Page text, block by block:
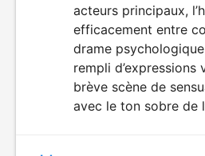
acteurs principaux,
efficacement entre
drame
rempli d’expressions
brève scène de
avec le ton sobre de